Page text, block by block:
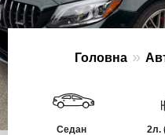
Головна »
Седан 2л.